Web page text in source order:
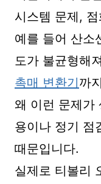
시스템 문제,
예를 들어 산소
도가 불균형해
촉매 변환기까
왜 이런 문제가
용이나 정기 점
때문입니다.
실제로 티볼리